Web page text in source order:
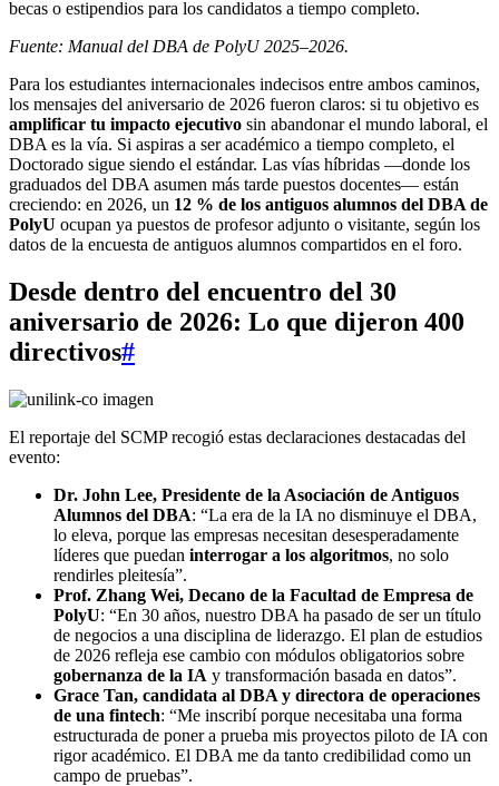
becas o estipendios para los candidatos a tiempo completo.
Fuente: Manual del DBA de PolyU 2025–2026.
Para los estudiantes internacionales indecisos entre ambos caminos,
los mensajes del aniversario de 2026 fueron claros: si tu objetivo es
amplificar tu impacto ejecutivo sin abandonar el mundo laboral, el
DBA es la vía. Si aspiras a ser académico a tiempo completo, el
Doctorado sigue siendo el estándar. Las vías híbridas —donde los
graduados del DBA asumen más tarde puestos docentes— están
creciendo: en 2026, un 12 % de los antiguos alumnos del DBA de
PolyU ocupan ya puestos de profesor adjunto o visitante, según los
datos de la encuesta de antiguos alumnos compartidos en el foro.
Desde dentro del encuentro del 30
aniversario de 2026: Lo que dijeron 400
directivos#
El reportaje del SCMP recogió estas declaraciones destacadas del
evento:
Dr. John Lee, Presidente de la Asociación de Antiguos
Alumnos del DBA: “La era de la IA no disminuye el DBA,
lo eleva, porque las empresas necesitan desesperadamente
líderes que puedan interrogar a los algoritmos, no solo
rendirles pleitesía”.
Prof. Zhang Wei, Decano de la Facultad de Empresa de
PolyU: “En 30 años, nuestro DBA ha pasado de ser un título
de negocios a una disciplina de liderazgo. El plan de estudios
de 2026 refleja ese cambio con módulos obligatorios sobre
gobernanza de la IA y transformación basada en datos”.
Grace Tan, candidata al DBA y directora de operaciones
de una fintech: “Me inscribí porque necesitaba una forma
estructurada de poner a prueba mis proyectos piloto de IA con
rigor académico. El DBA me da tanto credibilidad como un
campo de pruebas”.